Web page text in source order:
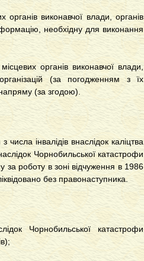
виконавчої влади, органів
необхідну для виконання
органів виконавчої влади,
(за погодженням з їх
(за згодою).
інвалідів внаслідок каліцтва
Чорнобильської катастрофи
за роботу в зоні відчуження в 1986
без правонаступника.
Чорнобильської катастрофи